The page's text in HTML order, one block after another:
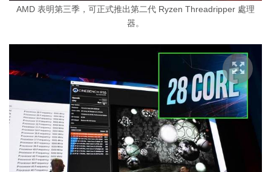
AMD 表明第三季，可正式推出第二代 Ryzen Threadripper 處理
器。